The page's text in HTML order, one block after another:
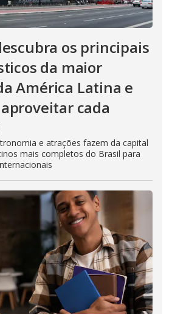
os principais
da maior
América Latina e
cada
e atrações fazem da capital
mais completos do Brasil para